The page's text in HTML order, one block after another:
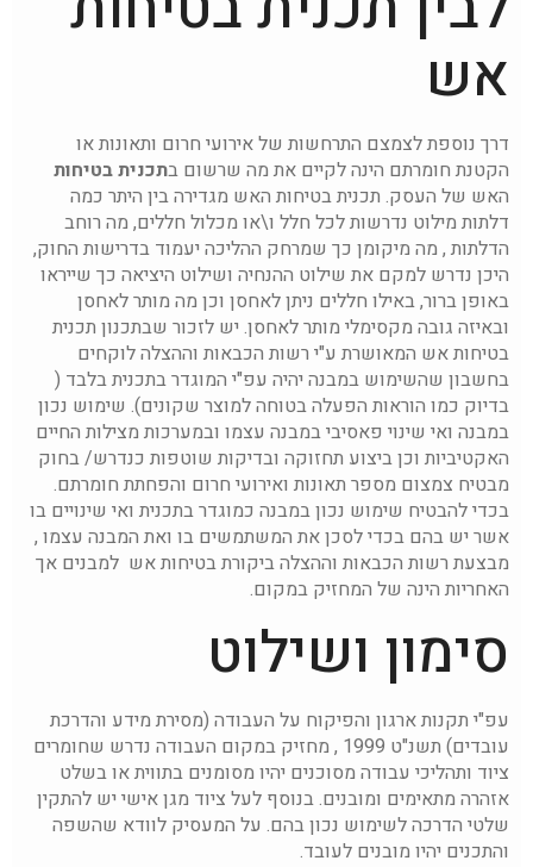
אש
דרך נוספת לצמצם התרחשות של אירועי חרום ותאונות או
הקטנת חומרתם הינה לקיים את מה שרשום בתכנית בטיחות
האש של העסק. תכנית בטיחות האש מגדירה בין היתר כמה
דלתות מילוט נדרשות לכל חלל ו\או מכלול חללים, מה רוחב
הדלתות , מה מיקומן כך שמרחק ההליכה יעמוד בדרישות החוק,
היכן נדרש למקם את שילוט ההנחיה ושילוט היציאה כך שייראו
באופן ברור, באילו חללים ניתן לאחסן וכן מה מותר לאחסן
ובאיזה גובה מקסימלי מותר לאחסן. יש לזכור שבתכנון תכנית
בטיחות אש המאושרת ע"י רשות הכבאות וההצלה לוקחים
בחשבון שהשימוש במבנה יהיה עפ"י המוגדר בתכנית בלבד (
בדיוק כמו הוראות הפעלה בטוחה למוצר שקונים). שימוש נכון
במבנה ואי שינוי פאסיבי במבנה עצמו ובמערכות מצילות החיים
האקטיביות וכן ביצוע תחזוקה ובדיקות שוטפות כנדרש/ בחוק
מבטיח צמצום מספר תאונות ואירועי חרום והפחתת חומרתם.
בכדי להבטיח שימוש נכון במבנה כמוגדר בתכנית ואי שינויים בו
אשר יש בהם בכדי לסכן את המשתמשים בו ואת המבנה עצמו ,
מבצעת רשות הכבאות וההצלה ביקורת בטיחות אש למבנים אך
האחריות הינה של המחזיק במקום.
סימון ושילוט
עפ"י תקנות ארגון והפיקוח על העבודה (מסירת מידע והדרכת
עובדים) תשנ"ט 1999 , מחזיק במקום העבודה נדרש שחומרים
ציוד ותהליכי עבודה מסוכנים יהיו מסומנים בתווית או בשלט
אזהרה מתאימים ומובנים. בנוסף לעל ציוד מגן אישי יש להתקין
שלטי הדרכה לשימוש נכון בהם. על המעסיק לוודא שהשפה
והתכנים יהיו מובנים לעובד.